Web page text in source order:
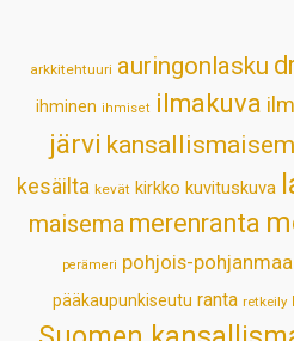
p
k
n
arkkitehtuuri auringonlasku
ihminen ihmiset ilmakuva
järvi
kesäilta kevät kirkko kuvituskuva
maisema merenranta
perämeri pohjois-pohjanmaa
pääkaupunkiseutu ranta retkeily